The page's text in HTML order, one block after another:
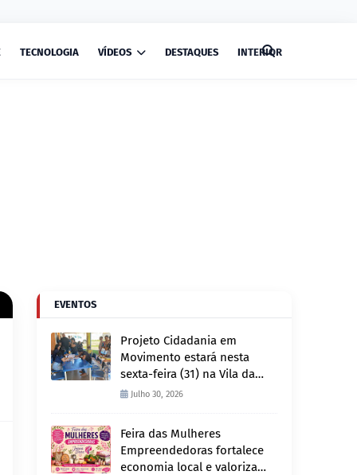
TECNOLOGIA VÍDEOS DESTAQUES INTERIOR
EVENTOS
Projeto Cidadania em
Movimento estará nesta
sexta-feira (31) na Vila da
Penha e sábado (1º) em
Julho 30, 2026
Feira das Mulheres
Empreendedoras fortalece
economia local e valoriza